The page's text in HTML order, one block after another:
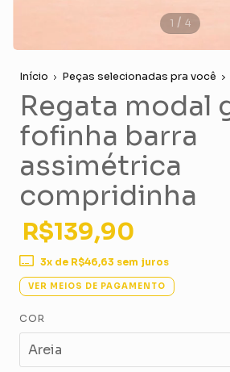
1 / 4
Início Peças selecionadas pra você
Regata modal
fofinha barra
assimétrica
compridinha
R$139,90
3x de R$46,63 sem juros
VER MEIOS DE PAGAMENTO
COR